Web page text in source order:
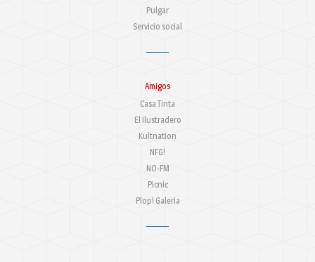
Pulgar
Servicio social
Amigos
Casa Tinta
El Ilustradero
Kultnation
NFG!
NO-FM
Picnic
Plop! Galeria